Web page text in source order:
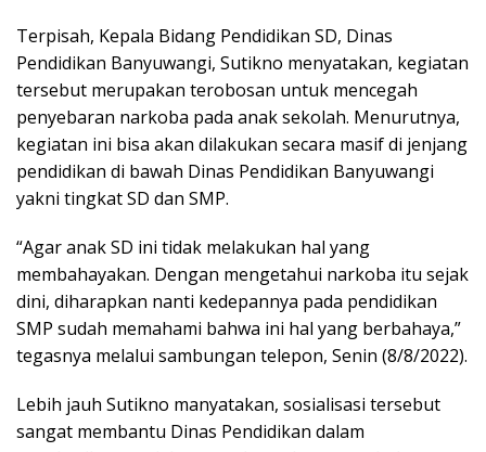
Terpisah, Kepala Bidang Pendidikan SD, Dinas
Pendidikan Banyuwangi, Sutikno menyatakan, kegiatan
tersebut merupakan terobosan untuk mencegah
penyebaran narkoba pada anak sekolah. Menurutnya,
kegiatan ini bisa akan dilakukan secara masif di jenjang
pendidikan di bawah Dinas Pendidikan Banyuwangi
yakni tingkat SD dan SMP.
“Agar anak SD ini tidak melakukan hal yang
membahayakan. Dengan mengetahui narkoba itu sejak
dini, diharapkan nanti kedepannya pada pendidikan
SMP sudah memahami bahwa ini hal yang berbahaya,”
tegasnya melalui sambungan telepon, Senin (8/8/2022).
Lebih jauh Sutikno manyatakan, sosialisasi tersebut
sangat membantu Dinas Pendidikan dalam